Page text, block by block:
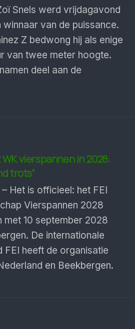
Snels werd vrijdagavond
winnaar van de puissance.
Z bedwong hij als enige
van twee meter hoogte.
deel aan de
vierspannen in 2028:
trots”
– Het is officieel: het FEI
Vierspannen 2028
10 september 2028
De internationale
FEI heeft de organisatie
en Beekbergen.